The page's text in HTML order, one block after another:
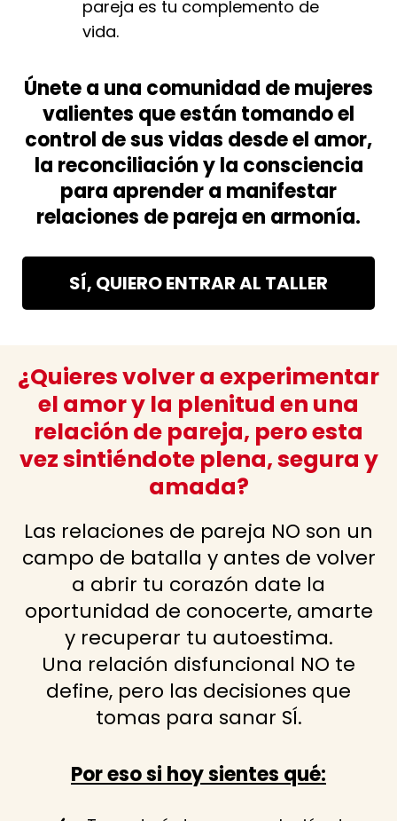
pareja es tu complemento de
vida.
Únete a una comunidad de mujeres
valientes que están tomando el
control de sus vidas desde el amor,
la reconciliación y la consciencia
para aprender a manifestar
relaciones de pareja en armonía.
SÍ, QUIERO ENTRAR AL TALLER
¿Quieres volver a experimentar
el amor y la plenitud en una
relación de pareja, pero esta
vez sintiéndote plena, segura y
amada?
Las relaciones de pareja NO son un
campo de batalla y antes de volver
a abrir tu corazón date la
oportunidad de conocerte, amarte
y recuperar tu autoestima.
Una relación disfuncional NO te
define, pero las decisiones que
tomas para sanar SÍ.
Por eso si hoy sientes qué: